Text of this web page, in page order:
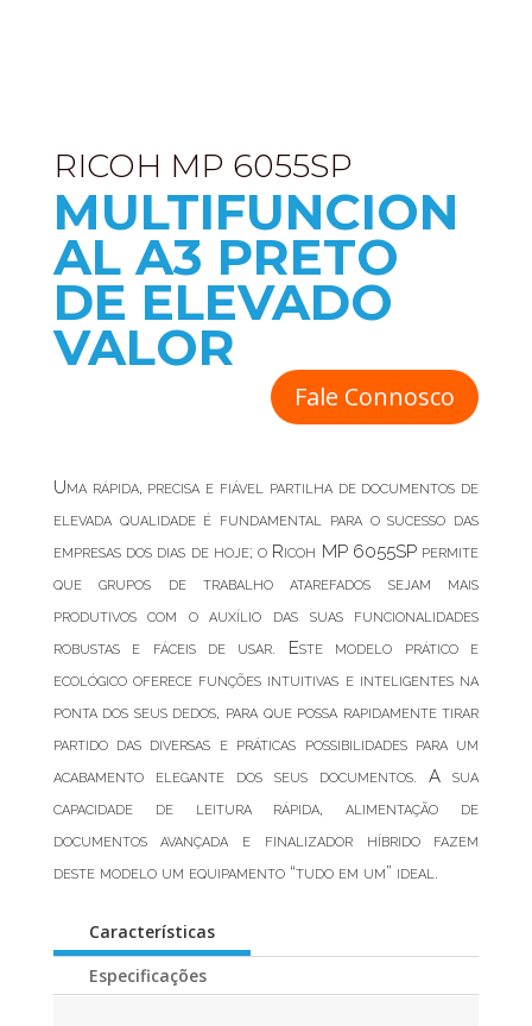
RICOH MP 6055SP
MULTIFUNCION
AL A3 PRETO
DE ELEVADO
VALOR
Fale Connosco
Uma rápida, precisa e fiável partilha de documentos de
elevada qualidade é fundamental para o sucesso das
empresas dos dias de hoje; o Ricoh MP 6055SP permite
que grupos de trabalho atarefados sejam mais
produtivos com o auxílio das suas funcionalidades
robustas e fáceis de usar. Este modelo prático e
ecológico oferece funções intuitivas e inteligentes na
ponta dos seus dedos, para que possa rapidamente tirar
partido das diversas e práticas possibilidades para um
acabamento elegante dos seus documentos. A sua
capacidade de leitura rápida, alimentação de
documentos avançada e finalizador híbrido fazem
deste modelo um equipamento “tudo em um” ideal.
Características
Especificações